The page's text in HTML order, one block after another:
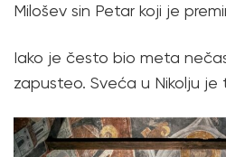
Milošev sin Petar koji je
Iako je često bio meta
zapusteo. Sveća u Nikolju je